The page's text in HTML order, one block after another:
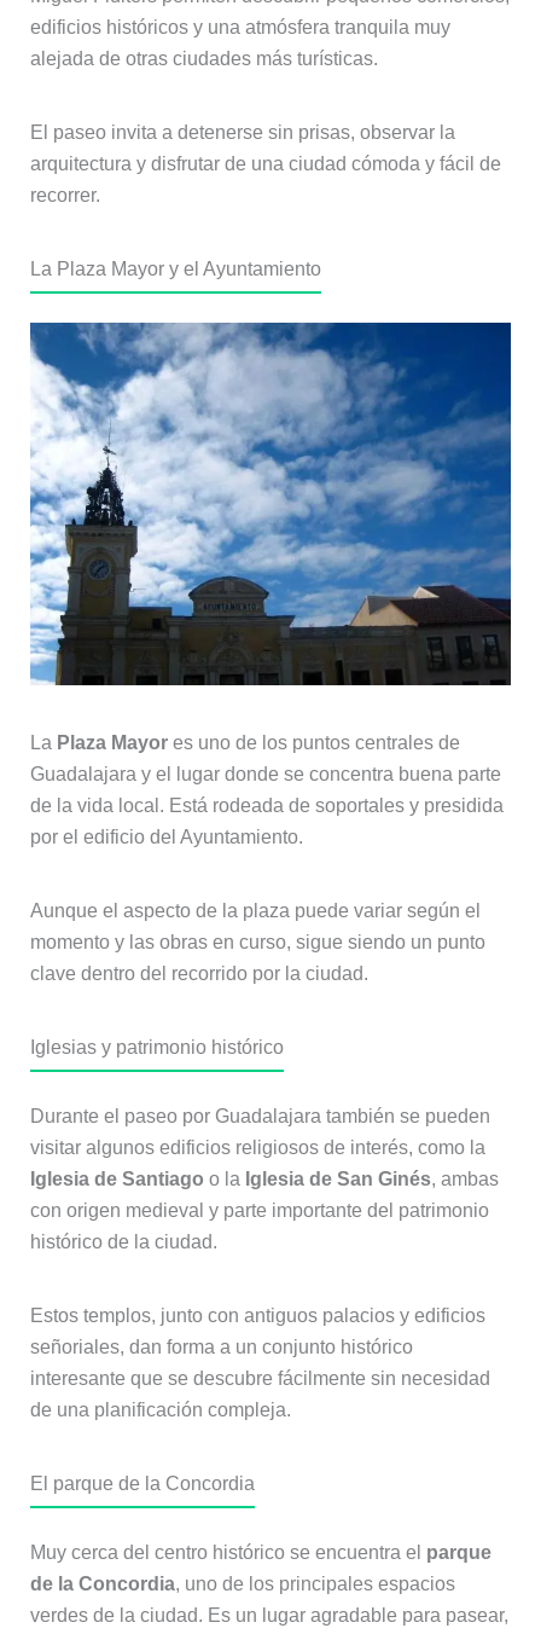
edificios históricos y una atmósfera tranquila muy
alejada de otras ciudades más turísticas.
El paseo invita a detenerse sin prisas, observar la
arquitectura y disfrutar de una ciudad cómoda y fácil de
recorrer.
La Plaza Mayor y el Ayuntamiento
La Plaza Mayores uno de los puntos centrales de
Guadalajara y el lugar donde se concentra buena parte
de la vida local. Está rodeada de soportales y presidida
por el edificio del Ayuntamiento.
Aunque el aspecto de la plaza puede variar según el
momento y las obras en curso, sigue siendo un punto
clave dentro del recorrido por la ciudad.
Iglesias y patrimonio histórico
Durante el paseo por Guadalajara también se pueden
visitar algunos edificios religiosos de interés, como la
Iglesia de Santiago o la Iglesia de San Ginés, ambas
con origen medieval y parte importante del patrimonio
histórico de la ciudad.
Estos templos, junto con antiguos palacios y edificios
señoriales, dan forma a un conjunto histórico
interesante que se descubre fácilmente sin necesidad
de una planificación compleja.
El parque de la Concordia
Muy cerca del centro histórico se encuentra el parque
de la Concordia, uno de los principales espacios
verdes de la ciudad. Es un lugar agradable para pasear,